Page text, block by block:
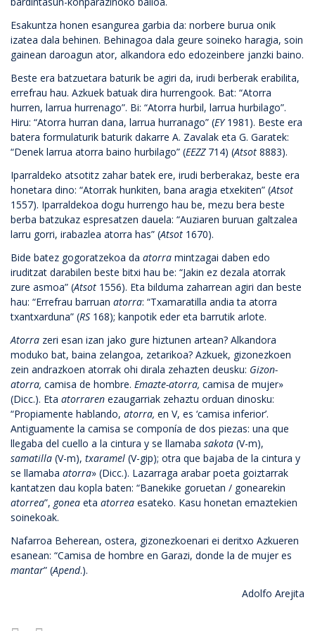
Esakuntza honen esangurea garbia da: norbere burua onik
izatea dala behinen. Behinagoa dala geure soineko haragia, soin
gainean daroagun ator, alkandora edo edozeinbere janzki baino.
Beste era batzuetara baturik be agiri da, irudi berberak erabilita,
errefrau hau. Azkuek batuak dira hurrengook. Bat: “Atorra
hurren, larrua hurrenago”. Bi: “Atorra hurbil, larrua hurbilago”.
Hiru: “Atorra hurran dana, larrua hurranago” (EY1981). Beste era
batera formulaturik baturik dakarre A. Zavalak eta G. Garatek:
“Denek larrua atorra baino hurbilago” (EEZZ714) (Atsot 8883).
Iparraldeko atsotitz zahar batek ere, irudi berberakaz, beste era
honetara dino: “Atorrak hunkiten, bana aragia etxekiten” (Atsot
1557). Iparraldekoa dogu hurrengo hau be, mezu bera beste
berba batzukaz espresatzen dauela: “Auziaren buruan galtzalea
larru gorri, irabazlea atorra has” (Atsot 1670).
Bide batez gogoratzekoa da atorra mintzagai daben edo
iruditzat darabilen beste bitxi hau be: “Jakin ez dezala atorrak
zure asmoa” (Atsot 1556). Eta bilduma zaharrean agiri dan beste
hau: “Errefrau barruan atorra: “Txamaratilla andia ta atorra
txantxarduna” (RS 168); kanpotik eder eta barrutik arlote.
Atorra zeri esan izan jako gure hiztunen artean? Alkandora
moduko bat, baina zelangoa, zetarikoa? Azkuek, gizonezkoen
zein andrazkoen atorrak ohi dirala zehazten deusku: Gizon-
atorra, camisa de hombre. Emazte-atorra, camisa de mujer»
(Dicc.). Eta atorraren ezaugarriak zehaztu orduan dinosku:
“Propiamente hablando, atorra, en V, es ‘camisa inferior’.
Antiguamente la camisa se componía de dos piezas: una que
llegaba del cuello a la cintura y se llamaba sakota (V-m),
samatilla (V-m), txaramel (V-gip); otra que bajaba de la cintura y
se llamaba atorra» (Dicc.). Lazarraga arabar poeta goiztarrak
kantatzen dau kopla baten: “Banekike goruetan / gonearekin
atorrea”, gonea eta atorrea esateko. Kasu honetan emaztekien
soinekoak.
Nafarroa Beherean, ostera, gizonezkoenari ei deritxo Azkueren
esanean: “Camisa de hombre en Garazi, donde la de mujer es
mantar” (Apend.).
Adolfo Arejita